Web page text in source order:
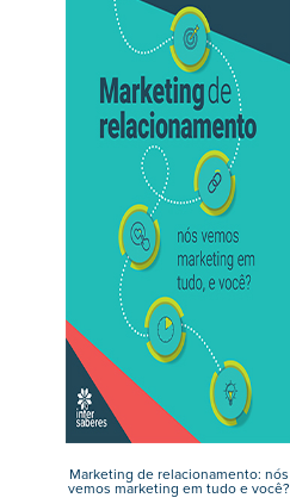
Marketing de relacionamento: nós
vemos marketing em tudo e você?